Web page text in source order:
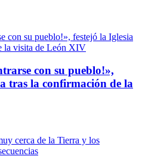
con su pueblo!»,
tras la confirmación de la